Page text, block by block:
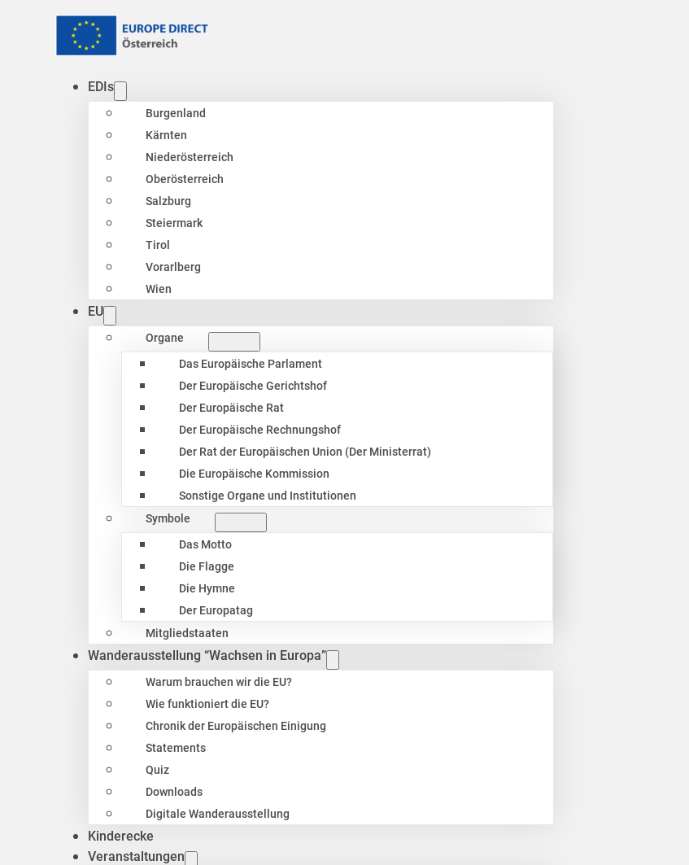
EDIs
Burgenland
Kärnten
Niederösterreich
Oberösterreich
Salzburg
Steiermark
Tirol
Vorarlberg
Wien
EU
Organe
Das Europäische Parlament
Der Europäische Gerichtshof
Der Europäische Rat
Der Europäische Rechnungshof
Der Rat der Europäischen Union (Der Ministerrat)
Die Europäische Kommission
Sonstige Organe und Institutionen
Symbole
Das Motto
Die Flagge
Die Hymne
Der Europatag
Mitgliedstaaten
Wanderausstellung “Wachsen in Europa”
Warum brauchen wir die EU?
Wie funktioniert die EU?
Chronik der Europäischen Einigung
Statements
Quiz
Downloads
Digitale Wanderausstellung
Kinderecke
Veranstaltungen